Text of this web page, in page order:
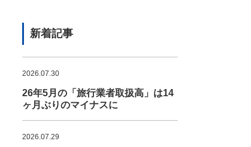
新着記事
2026.07.30
26年5月の「旅行業者取扱高」は14
ヶ月ぶりのマイナスに
2026.07.29